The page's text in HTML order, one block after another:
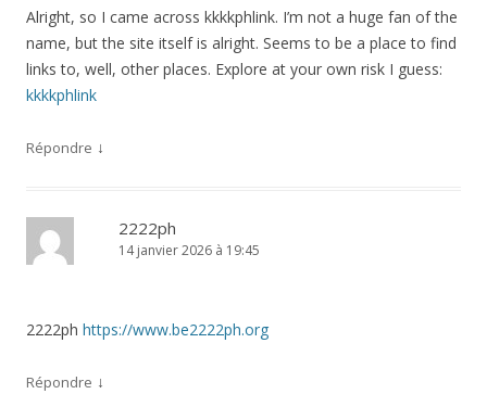
Alright, so I came across kkkkphlink. I’m not a huge fan of the
name, but the site itself is alright. Seems to be a place to find
links to, well, other places. Explore at your own risk I guess:
kkkkphlink
Répondre ↓
2222ph
14 janvier 2026 à 19:45
2222ph https://www.be2222ph.org
Répondre ↓